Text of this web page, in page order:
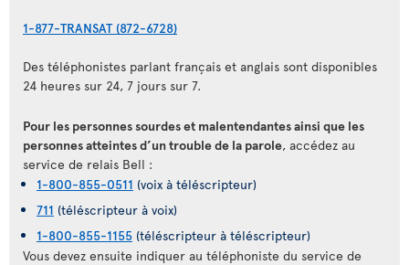
1-877-TRANSAT (872-6728)
Des téléphonistes parlant français et anglais sont disponibles
24 heures sur 24, 7 jours sur 7.
Pour les personnes sourdes et malentendantes ainsi que les
personnes atteintes d’un trouble de la parole, accédez au
service de relais Bell :
1-800-855-0511 (voix à téléscripteur)
711 (téléscripteur à voix)
1-800-855-1155 (téléscripteur à téléscripteur)
Vous devez ensuite indiquer au téléphoniste du service de